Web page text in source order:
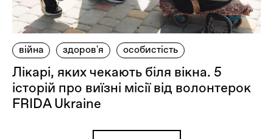
війна здоров'я особистість
Лікарі, яких чекають біля вікна. 5
історій про виїзні місії від волонтерок
FRIDA Ukraine